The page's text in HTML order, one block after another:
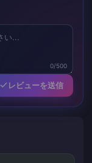
0/500
レビューを送信